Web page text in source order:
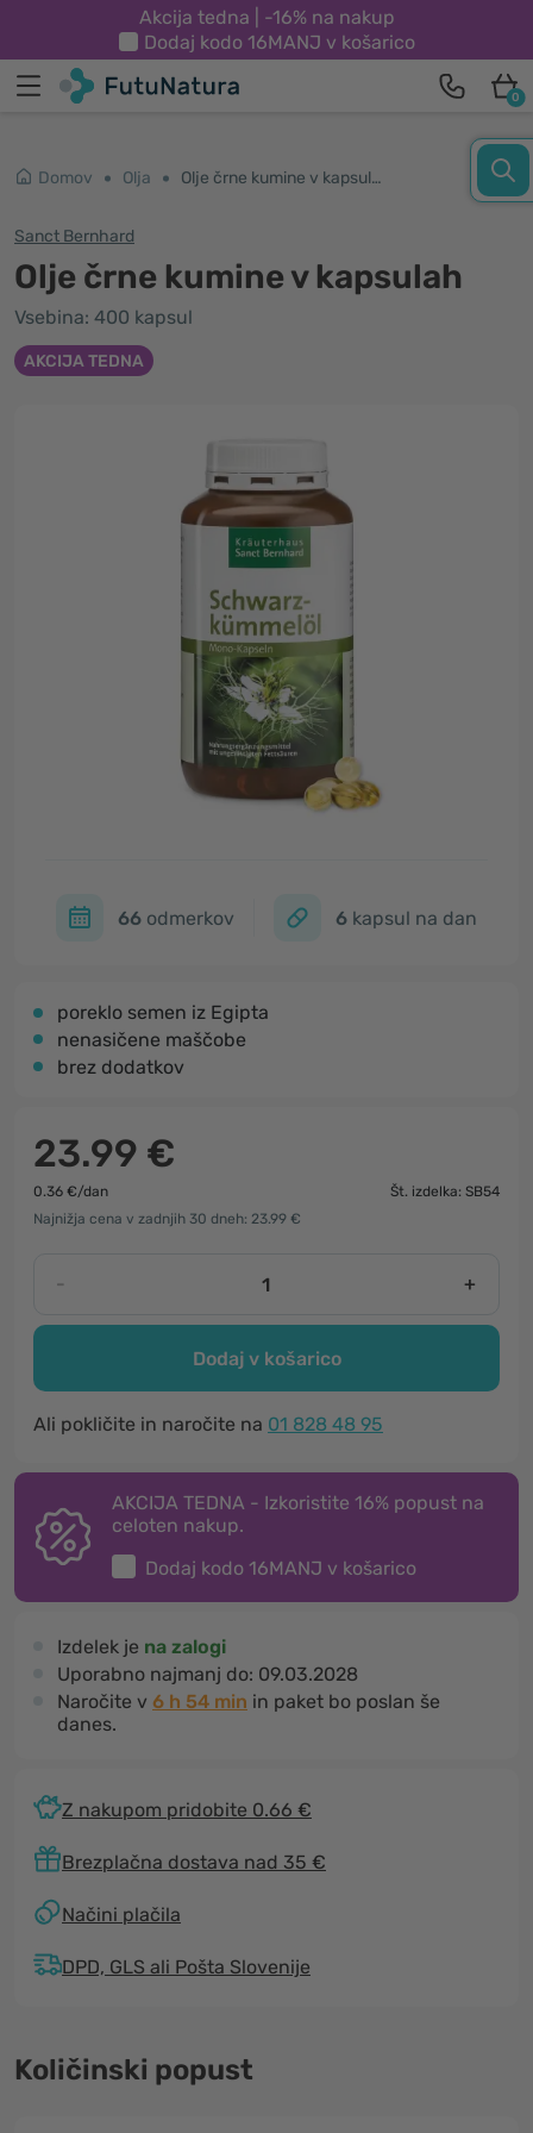
Akcija tedna | -16% na nakup
Dodaj kodo 16MANJ v košarico
0
Domov Olja Olje črne kumine v kapsulah
Sanct Bernhard
Olje črne kumine v kapsulah
Vsebina: 400 kapsul
AKCIJA TEDNA
66 odmerkov 6 kapsul na dan
poreklo semen iz Egipta
nenasičene maščobe
brez dodatkov
23.99 €
0.36 €/dan
Št. izdelka: SB54
Najnižja cena v zadnjih 30 dneh: 23.99 €
- +
Dodaj v košarico
Ali pokličite in naročite na 01 828 48 95
AKCIJA TEDNA - Izkoristite 16% popust na
celoten nakup.
Dodaj kodo 16MANJ v košarico
Izdelek je na zalogi
Uporabno najmanj do: 09.03.2028
Naročite v 6 h 54 min in paket bo poslan še
danes.
Z nakupom pridobite 0.66 €
Brezplačna dostava nad 35 €
Načini plačila
DPD, GLS ali Pošta Slovenije
Količinski popust